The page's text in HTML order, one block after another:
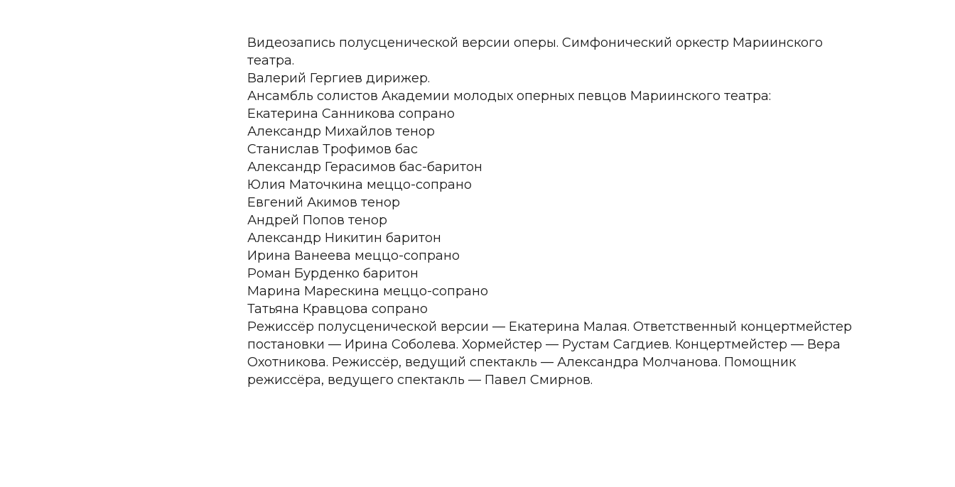
Видеозапись полусценической версии оперы. Симфонический оркестр Мариинского
театра.
Валерий Гергиев дирижер.
Ансамбль солистов Академии молодых оперных певцов Мариинского театра:
Екатерина Санникова сопрано
Александр Михайлов тенор
Станислав Трофимов бас
Александр Герасимов бас-баритон
Юлия Маточкина меццо-сопрано
Евгений Акимов тенор
Андрей Попов тенор
Александр Никитин баритон
Ирина Ванеева меццо-сопрано
Роман Бурденко баритон
Марина Марескина меццо-сопрано
Татьяна Кравцова сопрано
Режиссёр полусценической версии — Екатерина Малая. Ответственный концертмейстер
постановки — Ирина Соболева. Хормейстер — Рустам Сагдиев. Концертмейстер — Вера
Охотникова. Режиссёр, ведущий спектакль — Александра Молчанова. Помощник
режиссёра, ведущего спектакль — Павел Смирнов.